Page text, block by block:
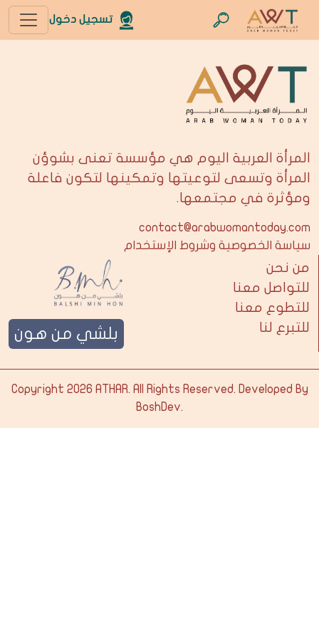
تسجيل دخول
المرأة العربية اليوم هي مؤسسة تعنى بشوؤن
المرأة وتسعى لتوعيتها وتمكينها لتكون فاعلة
ومؤثرة في مجتمعها.
contact@arabwomantoday.com
سياسة الخصوصية وشروط الإستخدام
من نحن
للتواصل معنا
للتطوع معنا
للتبرع لنا
بلشي من هون
Copyright 2026 ATHAR. All Rights Reserved. Developed By
BoshDev.